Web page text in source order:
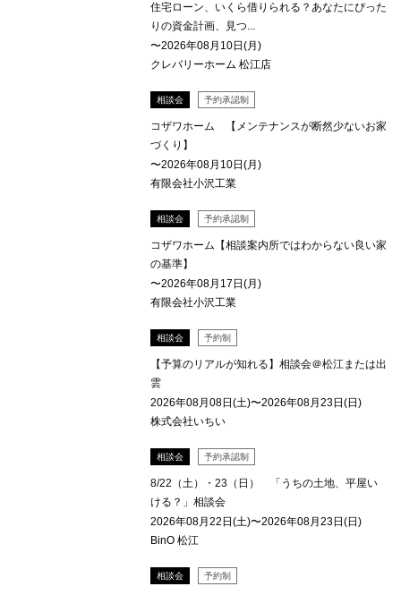
住宅ローン、いくら借りられる？あなたにぴった
りの資金計画、見つ...
〜2026年08月10日(月)
クレバリーホーム 松江店
相談会 予約承認制
コザワホーム 【メンテナンスが断然少ないお家
づくり】
〜2026年08月10日(月)
有限会社小沢工業
相談会 予約承認制
コザワホーム【相談案内所ではわからない良い家
の基準】
〜2026年08月17日(月)
有限会社小沢工業
相談会 予約制
【予算のリアルが知れる】相談会＠松江または出
雲
2026年08月08日(土)〜2026年08月23日(日)
株式会社いちい
相談会 予約承認制
8/22（土）・23（日） 「うちの土地、平屋い
ける？」相談会
2026年08月22日(土)〜2026年08月23日(日)
BinO 松江
相談会 予約制